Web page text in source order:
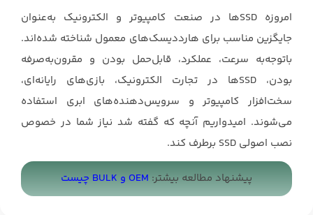
امروزه SSDها در صنعت کامپیوتر و الکترونیک به‌عنوان
جایگزین مناسب برای هارددیسک‌های معمول شناخته شده‌اند.
باتوجه‌به سرعت، عملکرد، قابل‌حمل بودن و مقرون‌به‌صرفه
بودن، SSDها در تجارت الکترونیک، بازی‌های رایانه‌ای،
سخت‌افزار کامپیوتر و سرویس‌دهنده‌های ابری استفاده
می‌شوند. امیدواریم آنچه که گفته شد نیاز شما در خصوص
نصب اصولی SSD برطرف کند.
پیشنهاد مطالعه بیشتر: OEM و BULK چیست